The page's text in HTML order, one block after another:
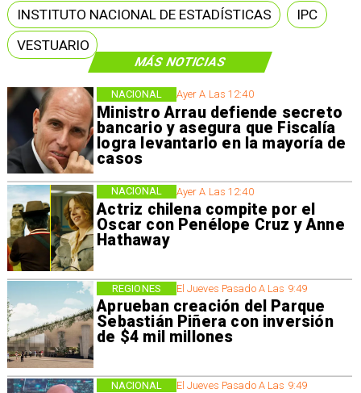
MÁS NOTICIAS
Ayer A Las 12:40
Ministro Arrau defiende secreto
bancario y asegura que Fiscalía
logra levantarlo en la mayoría de
casos
NACIONAL
Ayer A Las 12:40
Actriz chilena compite por el
Oscar con Penélope Cruz y Anne
Hathaway
NACIONAL
El Jueves Pasado A Las 9:49
Aprueban creación del Parque
Sebastián Piñera con inversión
de $4 mil millones
REGIONES
El Jueves Pasado A Las 9:49
NACIONAL
INSTITUTO NACIONAL DE ESTADÍSTICAS
IPC
VESTUARIO